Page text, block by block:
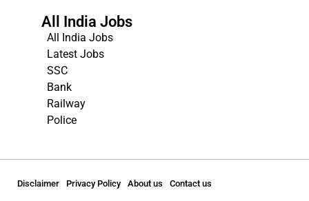
All India Jobs
All India Jobs
Latest Jobs
SSC
Bank
Railway
Police
Disclaimer Privacy Policy About us Contact us